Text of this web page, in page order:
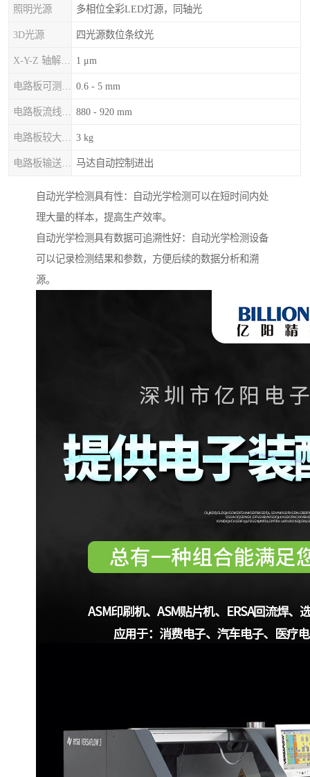
照明光源 多相位全彩LED灯源，同轴光
3D光源 四光源数位条纹光
1 μm
0.6 - 5 mm
880 - 920 mm
3 kg
马达自动控制进出
自动光学检测具有性：自动光学检测可以在短时间内处
理大量的样本，提高生产效率。
自动光学检测具有数据可追溯性好：自动光学检测设备
可以记录检测结果和参数，方便后续的数据分析和溯
源。